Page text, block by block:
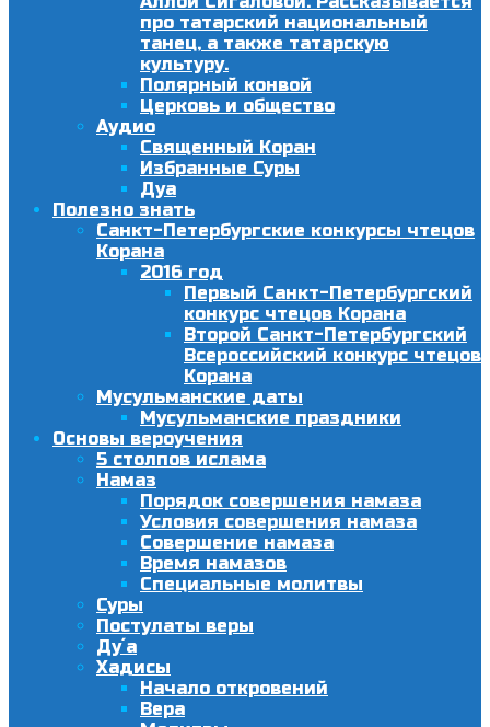
про татарский национальный
танец, а также татарскую
культуру.
Полярный конвой
Церковь и общество
Аудио
Священный Коран
Избранные Суры
Дуа
Полезно знать
Санкт-Петербургские конкурсы чтецов
Корана
2016 год
Первый Санкт-Петербургский
конкурс чтецов Корана
Второй Санкт-Петербургский
Всероссийский конкурс чтецов
Корана
Мусульманские даты
Мусульманские праздники
Основы вероучения
5 столпов ислама
Намаз
Порядок совершения намаза
Условия совершения намаза
Совершение намаза
Время намазов
Специальные молитвы
Суры
Постулаты веры
Ду´а
Хадисы
Начало откровений
Вера